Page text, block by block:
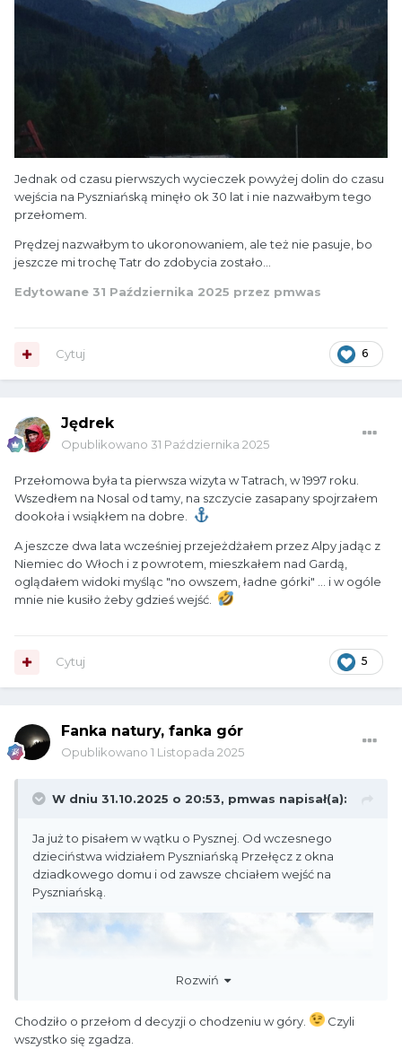
Jednak od czasu pierwszych wycieczek powyżej dolin do czasu
wejścia na Pyszniańską minęło ok 30 lat i nie nazwałbym tego
przełomem.
Prędzej nazwałbym to ukoronowaniem, ale też nie pasuje, bo
jeszcze mi trochę Tatr do zdobycia zostało...
Edytowane 31 Października 2025 przez pmwas
6
Cytuj
Jędrek
Opublikowano 31 Października 2025
Przełomowa była ta pierwsza wizyta w Tatrach, w 1997 roku.
Wszedłem na Nosal od tamy, na szczycie zasapany spojrzałem
dookoła i wsiąkłem na dobre.
A jeszcze dwa lata wcześniej przejeżdżałem przez Alpy jadąc z
Niemiec do Włoch i z powrotem, mieszkałem nad Gardą,
oglądałem widoki myśląc "no owszem, ładne górki" ... i w ogóle
mnie nie kusiło żeby gdzieś wejść.
5
Cytuj
Fanka natury, fanka gór
Opublikowano 1 Listopada 2025
W dniu 31.10.2025 o 20:53, pmwas napisał(a):
Ja już to pisałem w wątku o Pysznej. Od wczesnego
dzieciństwa widziałem Pyszniańską Przełęcz z okna
dziadkowego domu i od zawsze chciałem wejść na
Pyszniańską.
Rozwiń
Chodziło o przełom d decyzji o chodzeniu w góry.
Czyli
wszystko się zgadza.